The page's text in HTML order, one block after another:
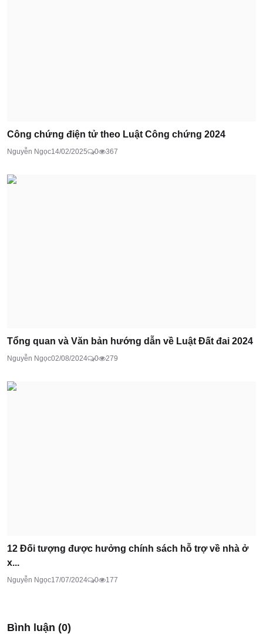
Công chứng điện tử theo Luật Công chứng 2024
Nguyễn Ngọc14/02/2025 0 367
Tổng quan và Văn bản hướng dẫn về Luật Đất đai 2024
Nguyễn Ngọc02/08/2024 0 279
12 Đối tượng được hưởng chính sách hỗ trợ về nhà ở
x...
Nguyễn Ngọc17/07/2024 0 177
Bình luận (0)